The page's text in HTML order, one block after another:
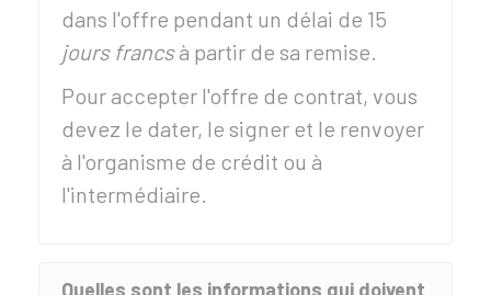
dans l'offre pendant un délai de 15
jours francsà partir de sa remise.
Pour accepter l'offre de contrat, vous
devez le dater, le signer et le renvoyer
à l'organisme de crédit ou à
l'intermédiaire.
Quelles sont les informations qui doivent